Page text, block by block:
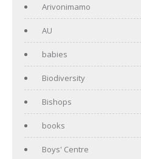
Arivonimamo
AU
babies
Biodiversity
Bishops
books
Boys' Centre